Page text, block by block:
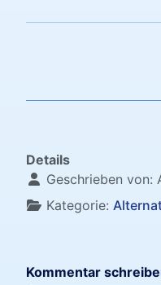
Details
Geschrieben von:
Kategorie:
Kommentar